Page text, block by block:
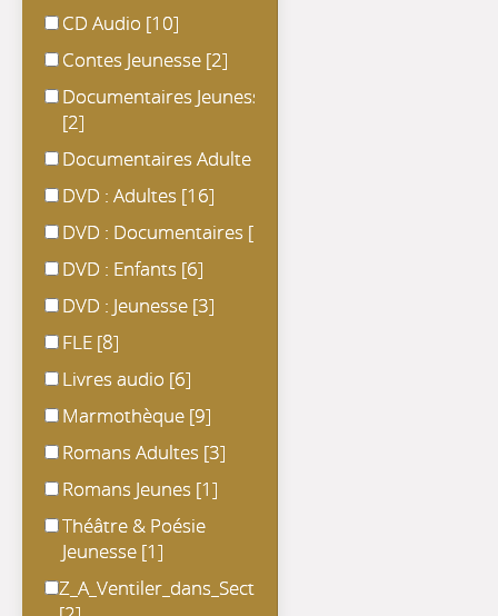
CD Audio
CD Audio [10]
Contes Jeunesse
Contes Jeunesse [2]
Documentaires Jeunesse
Documentaires Jeunesse
[2]
Documentaires Adulte
Documentaires Adulte
DVD : Adultes
DVD : Adultes [16]
DVD : Documentaires
DVD : Documentaires [8]
DVD : Enfants
DVD : Enfants [6]
DVD : Jeunesse
DVD : Jeunesse [3]
FLEFLE [8]
Livres audio
Livres audio [6]
Marmothèque
Marmothèque [9]
Romans Adultes
Romans Adultes [3]
Romans Jeunes
Romans Jeunes [1]
Théâtre & Poésie Jeunesse
Théâtre & Poésie
Jeunesse [1]
Z_A_Ventiler_dans_Section
Z_A_Ventiler_dans_Section